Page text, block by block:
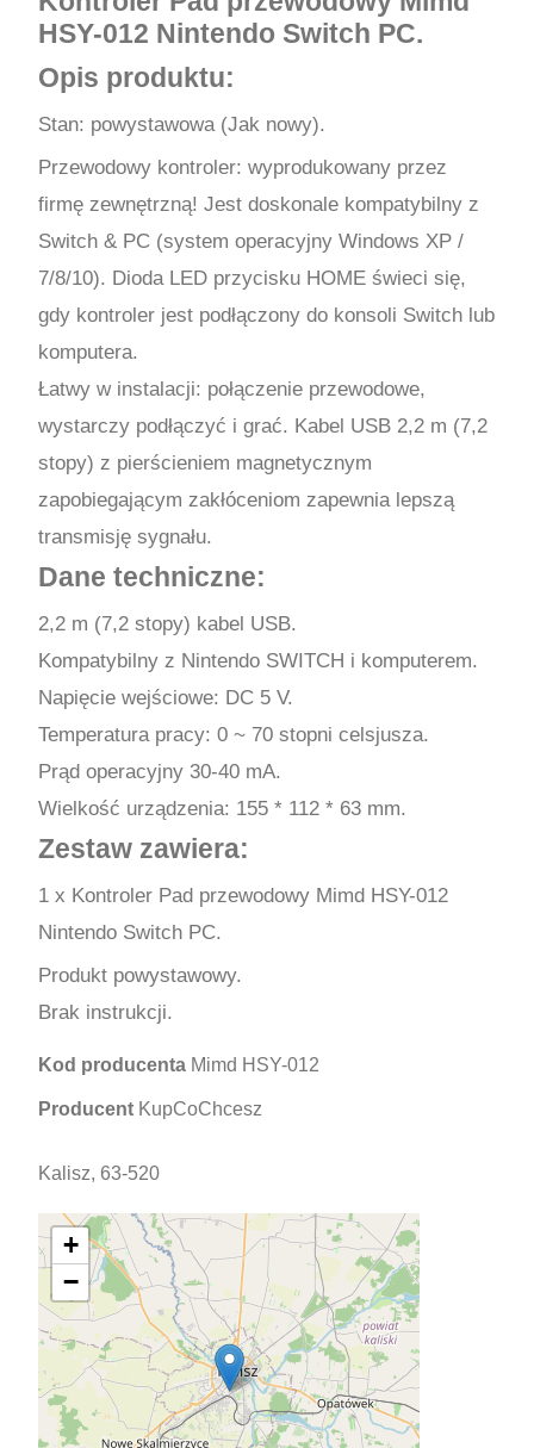
HSY-012 Nintendo Switch PC.
Opis produktu:
Stan: powystawowa (Jak nowy).
Przewodowy kontroler: wyprodukowany przez
firmę zewnętrzną! Jest doskonale kompatybilny z
Switch & PC (system operacyjny Windows XP /
7/8/10). Dioda LED przycisku HOME świeci się,
gdy kontroler jest podłączony do konsoli Switch lub
komputera.
Łatwy w instalacji: połączenie przewodowe,
wystarczy podłączyć i grać. Kabel USB 2,2 m (7,2
stopy) z pierścieniem magnetycznym
zapobiegającym zakłóceniom zapewnia lepszą
transmisję sygnału.
Dane techniczne:
2,2 m (7,2 stopy) kabel USB.
Kompatybilny z Nintendo SWITCH i komputerem.
Napięcie wejściowe: DC 5 V.
Temperatura pracy: 0 ~ 70 stopni celsjusza.
Prąd operacyjny 30-40 mA.
Wielkość urządzenia: 155 * 112 * 63 mm.
Zestaw zawiera:
1 x Kontroler Pad przewodowy Mimd HSY-012
Nintendo Switch PC.
Produkt powystawowy.
Brak instrukcji.
Kod producenta Mimd HSY-012
Producent KupCoChcesz
Kalisz, 63-520
+
−